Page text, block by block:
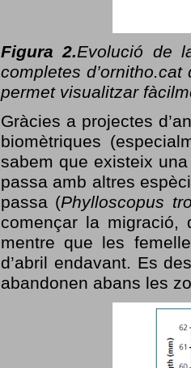
Figura 2.Evolució de
completes
permet visualitzar
Gràcies a projectes
biomètriques
sabem que existeix
passa amb altres
passa (Phylloscopus
començar la migració,
mentre que les
d’abril endavant. Es
abandonen abans les